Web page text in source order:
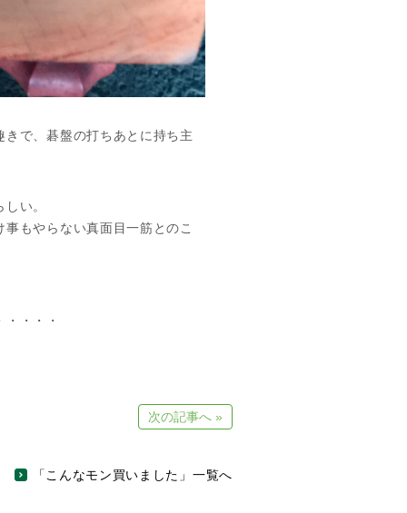
で、碁盤の打ちあとに持ち主
い。
もやらない真面目一筋とのこ
・・・
次の記事へ »
「こんなモン買いました」一覧へ